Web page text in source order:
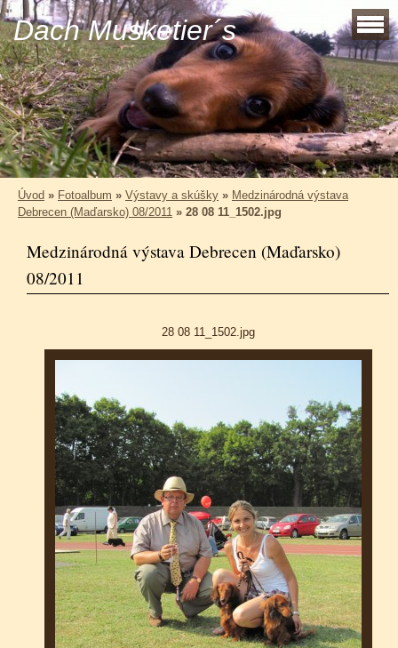
Dach Musketier´s
Úvod » Fotoalbum » Výstavy a skúšky » Medzinárodná výstava
Debrecen (Maďarsko) 08/2011 » 28 08 11_1502.jpg
Medzinárodná výstava Debrecen (Maďarsko)
08/2011
28 08 11_1502.jpg